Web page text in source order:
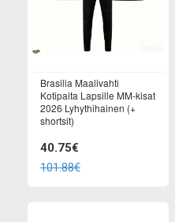
Brasilia Maalivahti
Kotipaita Lapsille MM-kisat
2026 Lyhythihainen (+
shortsit)
40.75€
101.88€